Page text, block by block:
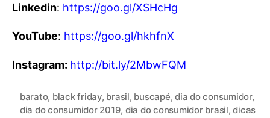
Linkedin: https://goo.gl/XSHcHg
YouTube: https://goo.gl/hkhfnX
Instagram: http://bit.ly/2MbwFQM
barato, black friday, brasil, buscapé,dia do consumidor,
dia do consumidor 2019, dia do consumidor brasil,dicas